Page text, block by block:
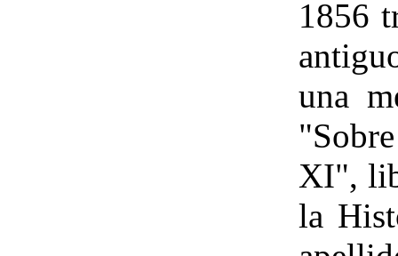
1856
una
XI",
la